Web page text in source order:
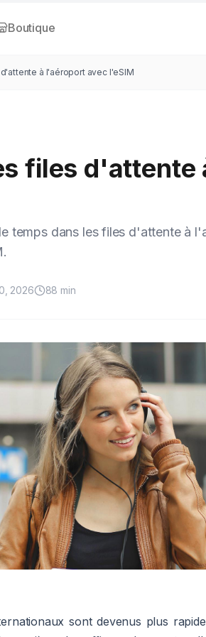
Boutique
à l'aéroport avec l'eSIM
files
temps dans les files d'attente à
2026 88 min
sont devenus plus